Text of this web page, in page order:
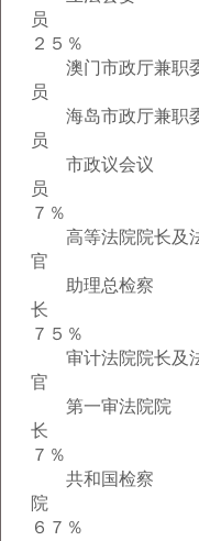
２５％
澳门市政厅兼职
员
海岛市政厅兼职
员
市政议会议
７％
高等法院院长及
官
助理总检察
７５％
审计法院院长及
官
第一审法院院
７％
共和国检察
６７％